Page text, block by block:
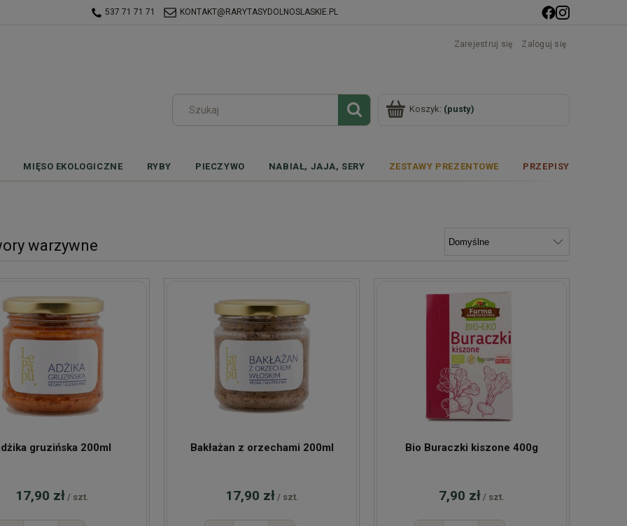
537 71 71 71 KONTAKT@RARYTASYDOLNOSLASKIE.PL
Zarejestruj się Zaloguj się
Koszyk: (pusty)
MIĘSO EKOLOGICZNE RYBY PIECZYWO NABIAŁ, JAJA, SERY ZESTAWY PREZENTOWE PRZEPISY
warzywne
gruzińska 200ml
17,90 zł / szt.
Bakłażan z orzechami 200ml
17,90 zł / szt.
Bio Buraczki kiszone 400g
7,90 zł / szt.